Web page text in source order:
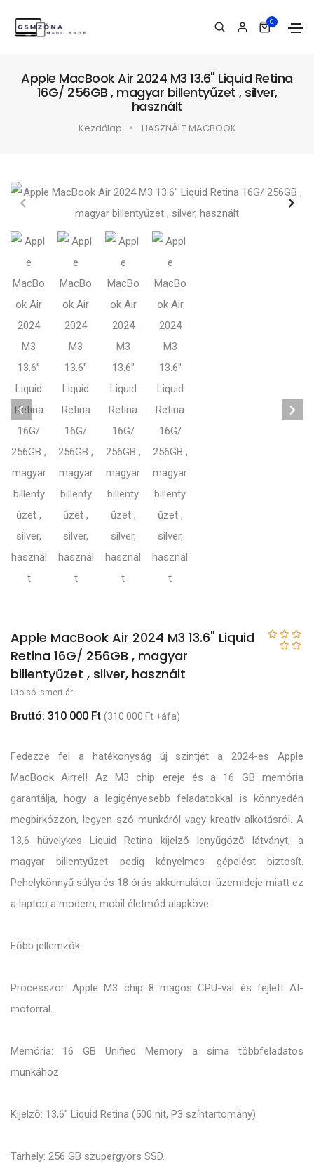
0
Apple MacBook Air 2024 M3 13.6" Liquid Retina
16G/ 256GB , magyar billentyűzet , silver,
használt
Kezdőlap HASZNÁLT MACBOOK
Apple MacBook Air 2024 M3 13.6" Liquid
Retina 16G/ 256GB , magyar
billentyűzet , silver, használt
Utolsó ismert ár:
Bruttó: 310 000 Ft (310 000 Ft +áfa)
Fedezze fel a hatékonyság új szintjét a 2024-es Apple
MacBook Airrel! Az M3 chip ereje és a 16 GB memória
garantálja, hogy a legigényesebb feladatokkal is könnyedén
megbirkózzon, legyen szó munkáról vagy kreatív alkotásról. A
13,6 hüvelykes Liquid Retina kijelző lenyűgöző látványt, a
magyar billentyűzet pedig kényelmes gépelést biztosít.
Pehelykönnyű súlya és 18 órás akkumulátor-üzemideje miatt ez
a laptop a modern, mobil életmód alapköve.
Főbb jellemzők:
Processzor: Apple M3 chip 8 magos CPU-val és fejlett AI-
motorral.
Memória: 16 GB Unified Memory a sima többfeladatos
munkához.
Kijelző: 13,6" Liquid Retina (500 nit, P3 színtartomány).
Tárhely: 256 GB szupergyors SSD.